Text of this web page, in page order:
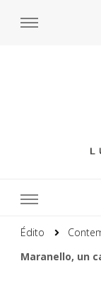
Édito
Maranello, un